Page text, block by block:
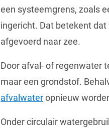
een systeemgrens, zoals
ingericht. Dat betekent
afgevoerd naar zee.
Door afval- of regenwater
maar een grondstof.
afvalwateropnieuw
Onder circulair